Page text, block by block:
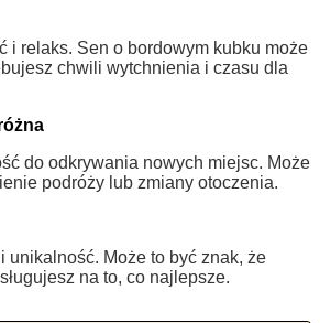
i relaks. Sen o bordowym kubku może
chwili wytchnienia i czasu dla
do odkrywania nowych miejsc. Może
podróży lub zmiany otoczenia.
unikalność. Może to być znak, że
na to, co najlepsze.